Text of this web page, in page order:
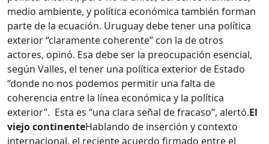
medio ambiente, y política económica también forman
parte de la ecuación. Uruguay debe tener una política
exterior “claramente coherente” con la de otros
actores, opinó. Esa debe ser la preocupación esencial,
según Valles, el tener una política exterior de Estado
“donde no nos podemos permitir una falta de
coherencia entre la línea económica y la política
exterior”. Esta es “una clara señal de fracaso”, alertó.El
viejo continenteHablando de inserción y contexto
internacional, el reciente acuerdo firmado entre el